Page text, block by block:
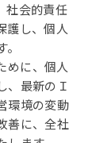
社会的責任
護し、個人
めに、個人
、最新のＩ
環境の変動
善に、全社